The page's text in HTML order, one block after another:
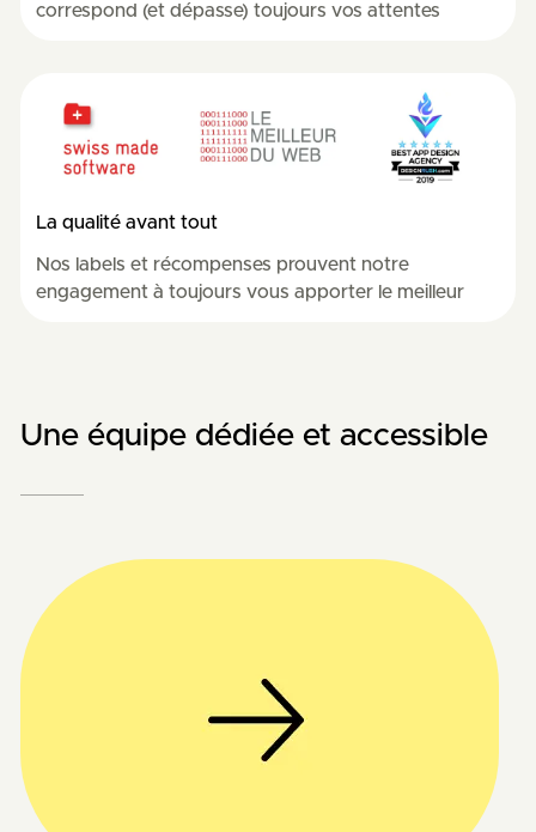
correspond (et dépasse) toujours vos attentes
La qualité avant tout
Nos labels et récompenses prouvent notre
engagement à toujours vous apporter le meilleur
Une équipe dédiée et accessible